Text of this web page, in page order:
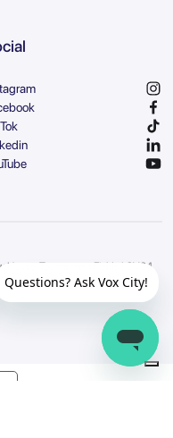
House, Tournament Fields | CV34